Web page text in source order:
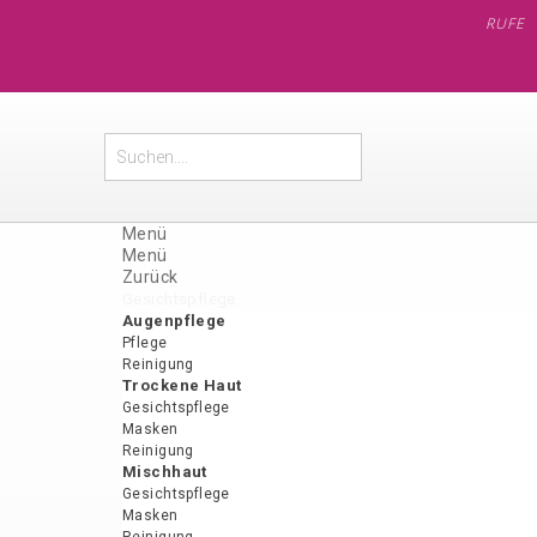
RUFEN SIE
Menü
Menü
Zurück
Augenpflege
Pflege
Reinigung
Trockene Haut
Gesichtspflege
Masken
Reinigung
Mischhaut
Gesichtspflege
Masken